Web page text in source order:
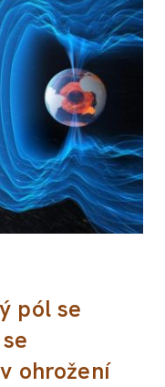
pól se
ohrožení